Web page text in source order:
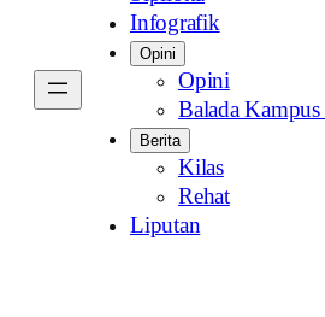
Infografik
Opini
Opini
Balada
Berita
Kilas
Rehat
Liputan